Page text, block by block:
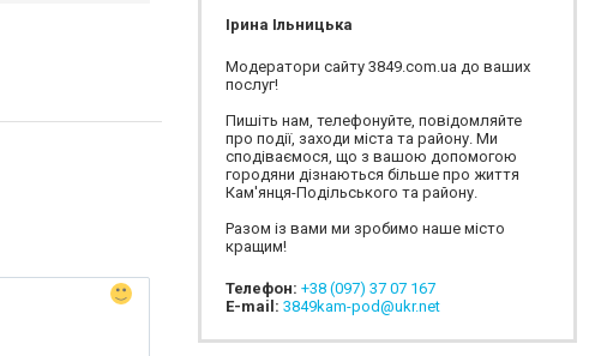
Ірина Ільницька
Модератори сайту 3849.com.ua до ваших
послуг!
Пишіть нам, телефонуйте, повідомляйте
про події, заходи міста та району. Ми
сподіваємося, що з вашою допомогою
городяни дізнаються більше про життя
Кам'янця-Подільського та району.
Разом із вами ми зробимо наше місто
кращим!
Телефон: +38 (097) 37 07 167
E-mail: 3849kam-pod@ukr.net